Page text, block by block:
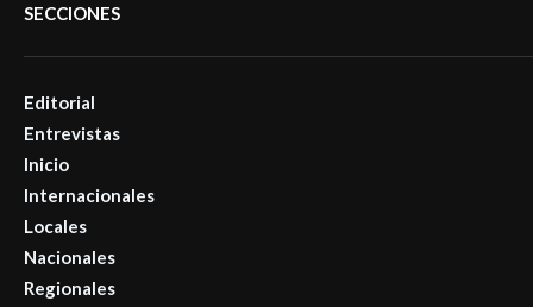
SECCIONES
Editorial
Entrevistas
Inicio
Internacionales
Locales
Nacionales
Regionales